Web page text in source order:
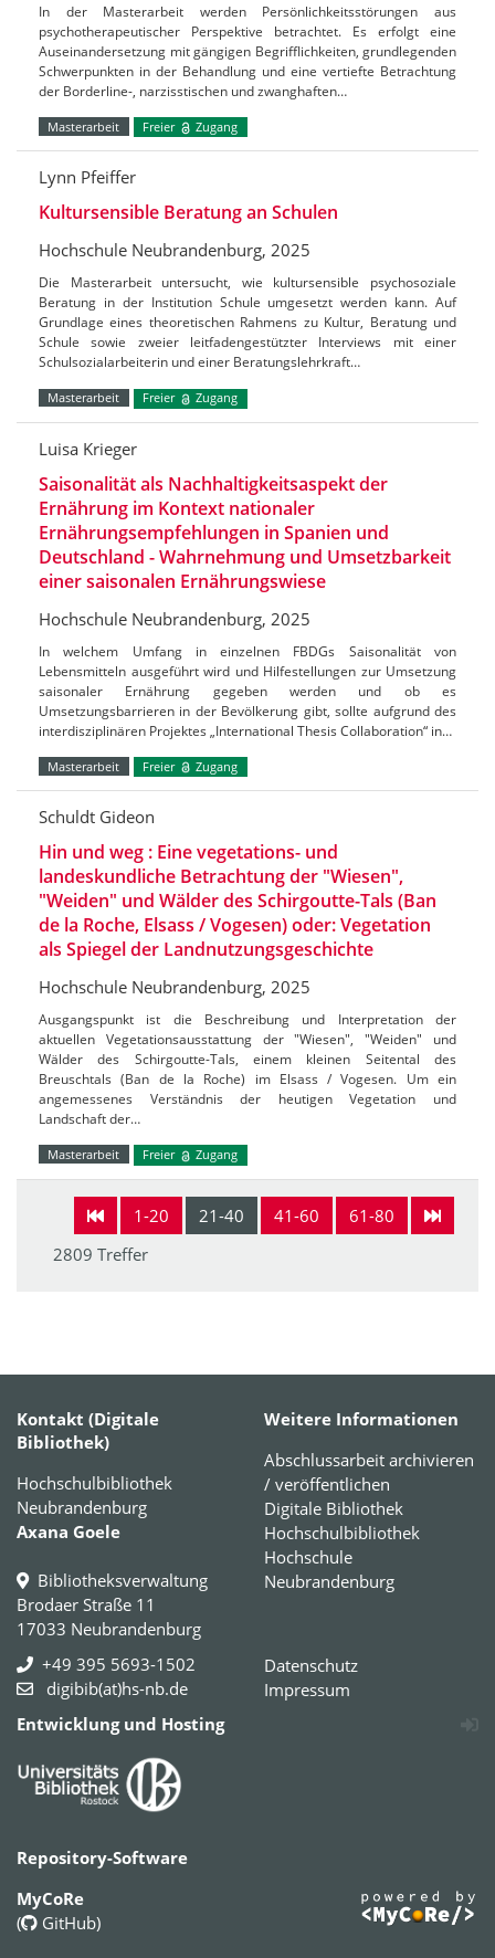
In der Masterarbeit werden Persönlichkeitsstörungen aus
psychotherapeutischer Perspektive betrachtet. Es erfolgt eine
Auseinandersetzung mit gängigen Begrifflichkeiten, grundlegenden
Schwerpunkten in der Behandlung und eine vertiefte Betrachtung
der Borderline-, narzisstischen und zwanghaften…
Masterarbeit Freier Zugang
Lynn Pfeiffer
Kultursensible Beratung an Schulen
Hochschule Neubrandenburg, 2025
Die Masterarbeit untersucht, wie kultursensible psychosoziale
Beratung in der Institution Schule umgesetzt werden kann. Auf
Grundlage eines theoretischen Rahmens zu Kultur, Beratung und
Schule sowie zweier leitfadengestützter Interviews mit einer
Schulsozialarbeiterin und einer Beratungslehrkraft…
Masterarbeit Freier Zugang
Luisa Krieger
Saisonalität als Nachhaltigkeitsaspekt der
Ernährung im Kontext nationaler
Ernährungsempfehlungen in Spanien und
Deutschland - Wahrnehmung und Umsetzbarkeit
einer saisonalen Ernährungswiese
Hochschule Neubrandenburg, 2025
In welchem Umfang in einzelnen FBDGs Saisonalität von
Lebensmitteln ausgeführt wird und Hilfestellungen zur Umsetzung
saisonaler Ernährung gegeben werden und ob es
Umsetzungsbarrieren in der Bevölkerung gibt, sollte aufgrund des
interdisziplinären Projektes „International Thesis Collaboration“ in…
Masterarbeit Freier Zugang
Schuldt Gideon
Hin und weg : Eine vegetations- und
landeskundliche Betrachtung der "Wiesen",
"Weiden" und Wälder des Schirgoutte-Tals (Ban
de la Roche, Elsass / Vogesen) oder: Vegetation
als Spiegel der Landnutzungsgeschichte
Hochschule Neubrandenburg, 2025
Ausgangspunkt ist die Beschreibung und Interpretation der
aktuellen Vegetationsausstattung der "Wiesen", "Weiden" und
Wälder des Schirgoutte-Tals, einem kleinen Seitental des
Breuschtals (Ban de la Roche) im Elsass / Vogesen. Um ein
angemessenes Verständnis der heutigen Vegetation und
Landschaft der…
Masterarbeit Freier Zugang
1-20 21-40 41-60
61-80
2809 Treffer
Kontakt (Digitale
Bibliothek)
Hochschulbibliothek
Neubrandenburg
Axana Goele
Bibliotheksverwaltung
Brodaer Straße 11
17033 Neubrandenburg
+49 395 5693-1502
digibib(at)hs-nb.de
Weitere Informationen
Abschlussarbeit archivieren
/ veröffentlichen
Digitale Bibliothek
Hochschulbibliothek
Hochschule
Neubrandenburg
Datenschutz
Impressum
Entwicklung und Hosting
Repository-Software
MyCoRe
(
GitHub)